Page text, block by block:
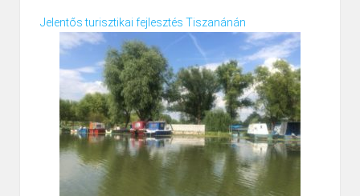
Jelentős turisztikai fejlesztés Tiszanánán